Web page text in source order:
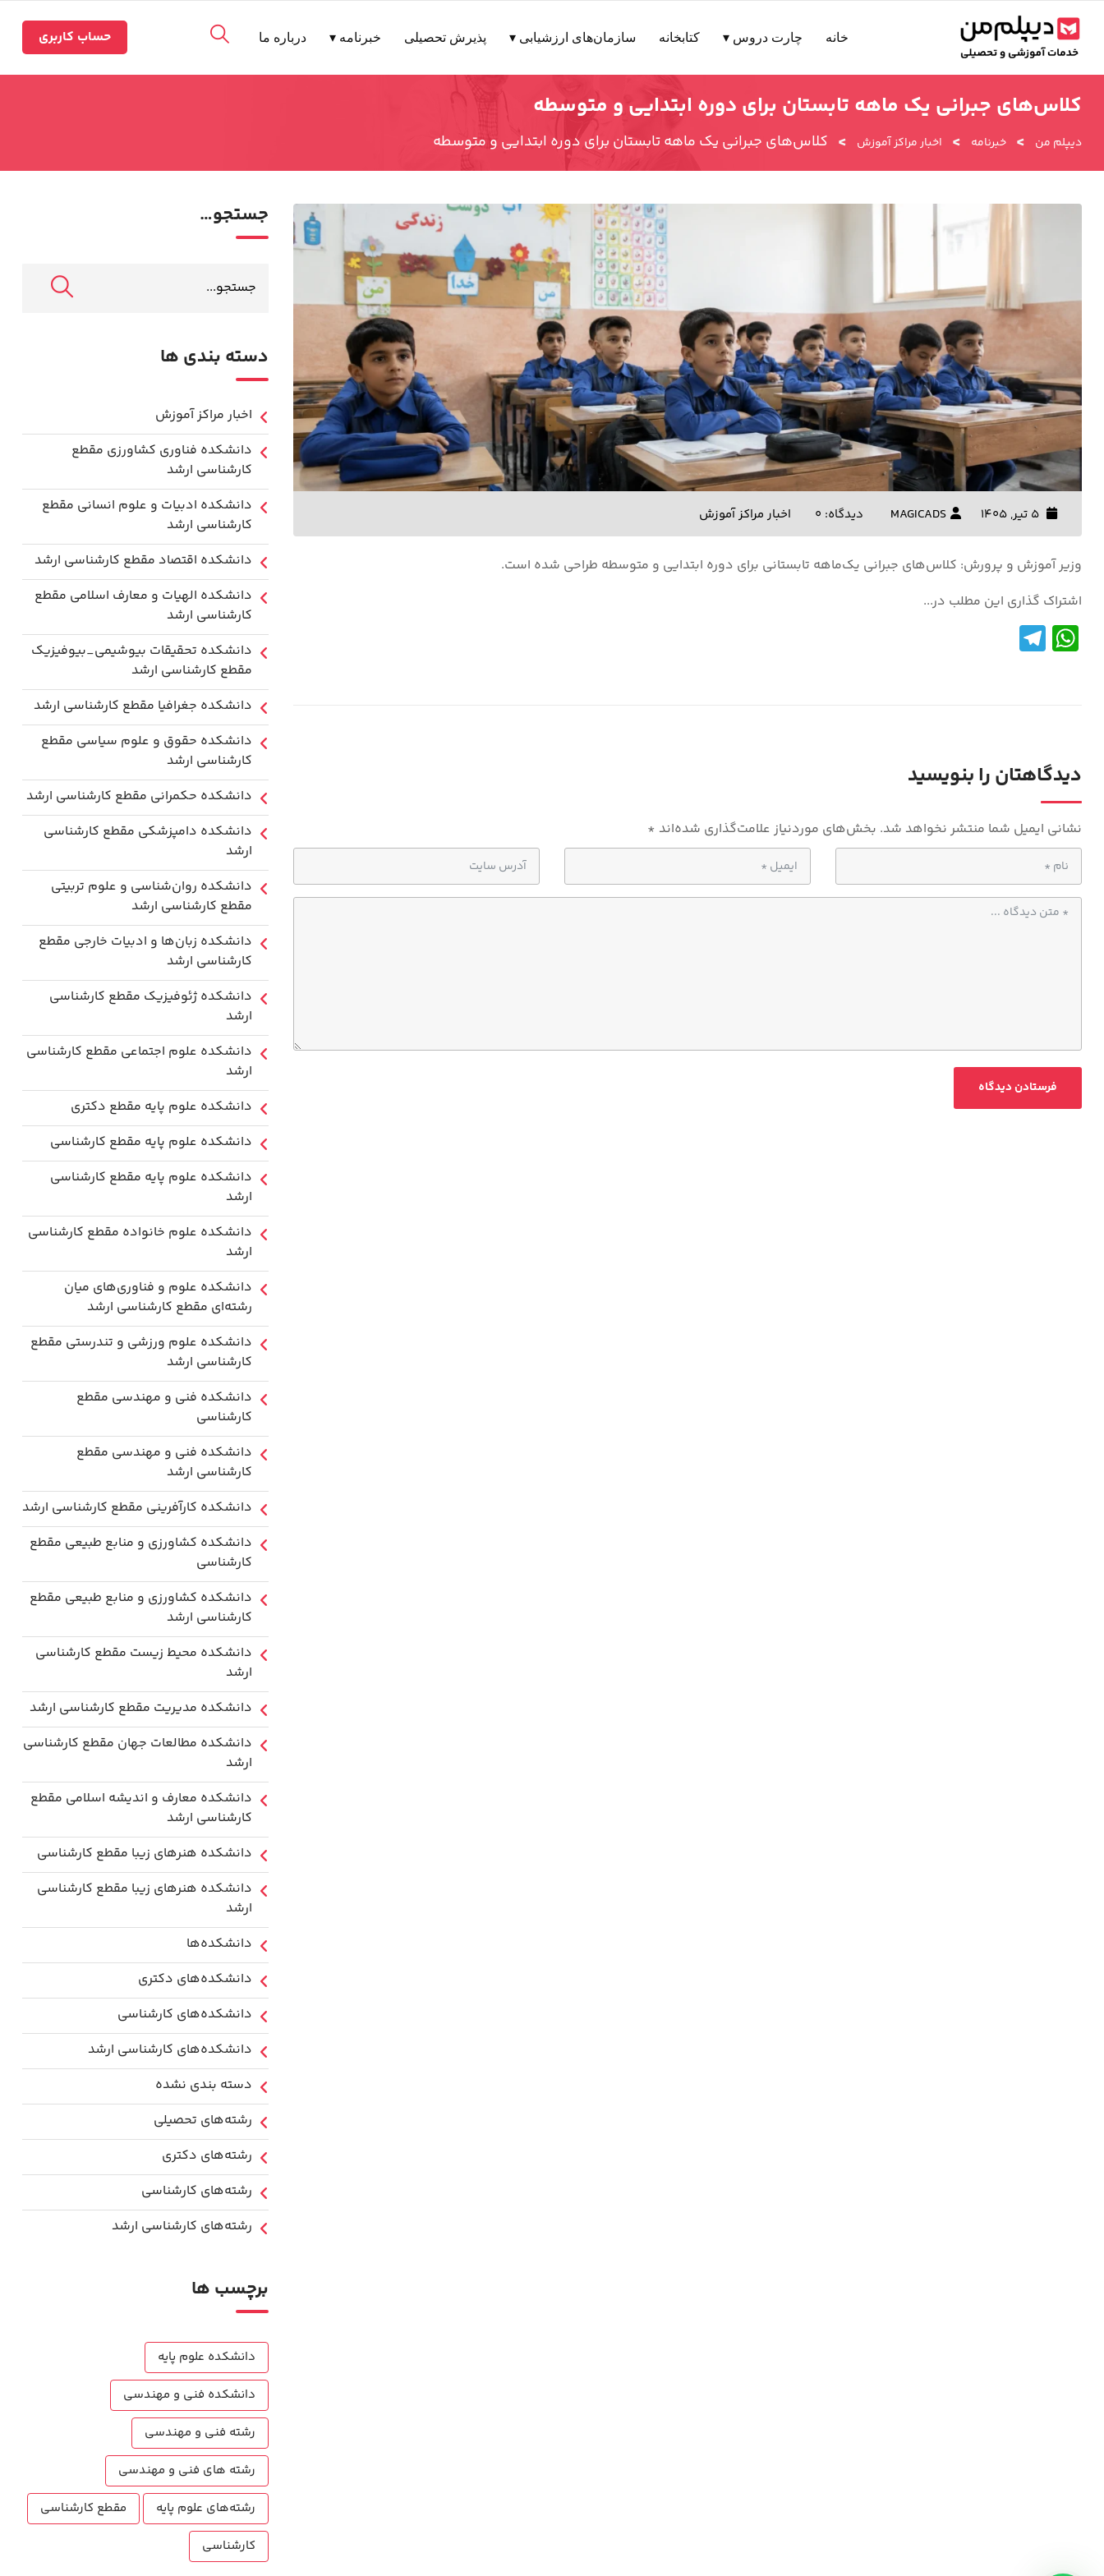
محتوا
خانه چارت دروس ▾ کتابخانه سازمان‌های ارزشیابی ▾ پذیرش تحصیلی خبرنامه ▾ درباره ما حساب کاربری
کلاس‌های جبرانی یک ماهه تابستان برای دوره ابتدایی و متوسطه
دیپلم من > خبرنامه > اخبار مراکز آموزش > کلاس‌های جبرانی یک ماهه تابستان برای دوره ابتدایی و متوسطه
MAGICADS دیدگاه: 0 اخبار مراکز آموزش
وزیر آموزش و پرورش: کلاس‌های جبرانی یک‌ماهه تابستانی برای دوره ابتدایی و متوسطه طراحی شده است.
اشتراک گذاری این مطلب در...
W
h
p
p
دیدگاهتان را بنویسید
نشانی ایمیل شما منتشر نخواهد شد. بخش‌های موردنیاز علامت‌گذاری شده‌اند *
جستجو…
دسته بندی ها
اخبار مراکز آموزش
دانشكده فناوري كشاورزی مقطع
کارشناسی ارشد
دانشکده ادبیات و علوم انسانی مقطع
کارشناسی ارشد
دانشکده اقتصاد مقطع کارشناسی ارشد
دانشکده الهیات و معارف اسلامی مقطع
کارشناسی ارشد
دانشکده تحقیقات بیوشیمی_بیوفیزیک
مقطع کارشناسی ارشد
دانشکده جغرافیا مقطع کارشناسی ارشد
دانشکده حقوق و علوم سیاسی مقطع
کارشناسی ارشد
دانشکده حکمرانی مقطع کارشناسی ارشد
دانشکده دامپزشکی مقطع کارشناسی
ارشد
دانشکده روان‌شناسی و علوم تربیتی
مقطع کارشناسی ارشد
دانشکده زبان‌ها و ادبیات خارجی مقطع
کارشناسی ارشد
دانشکده ژئوفیزیک مقطع کارشناسی
ارشد
دانشکده علوم اجتماعی مقطع کارشناسی
ارشد
دانشکده علوم پایه مقطع دکتری
دانشکده علوم پایه مقطع کارشناسی
دانشکده علوم پایه مقطع کارشناسی
ارشد
دانشکده علوم خانواده مقطع کارشناسی
ارشد
دانشکده علوم و فناوری‌های میان
رشته‌ای مقطع کارشناسی ارشد
دانشکده علوم ورزشی و تندرستی مقطع
کارشناسی ارشد
دانشکده فنی و مهندسی مقطع
کارشناسی
دانشکده فنی و مهندسی مقطع
کارشناسی ارشد
دانشکده کارآفرینی مقطع کارشناسی ارشد
دانشکده کشاورزی و منابع طبیعی مقطع
کارشناسی
دانشکده کشاورزی و منابع طبیعی مقطع
کارشناسی ارشد
دانشکده محیط زیست مقطع کارشناسی
ارشد
دانشکده مدیریت مقطع کارشناسی ارشد
دانشکده مطالعات جهان مقطع کارشناسی
ارشد
دانشکده معارف و اندیشه اسلامی مقطع
کارشناسی ارشد
دانشکده هنرهای زیبا مقطع کارشناسی
دانشکده هنرهای زیبا مقطع کارشناسی
ارشد
دانشکده‌ها
دانشکده‌های دکتری
دانشکده‌های کارشناسی
دانشکده‌های کارشناسی ارشد
دسته بندی نشده
رشته‌های تحصیلی
رشته‌های دکتری
رشته‌های کارشناسی
رشته‌های کارشناسی ارشد
برچسب ها
دانشکده علوم پایه
دانشکده فنی و مهندسی
رشته فنی و مهندسی
رشته های فنی و مهندسی
رشته‌های علوم پایه
مقطع کارشناسی
کارشناسی